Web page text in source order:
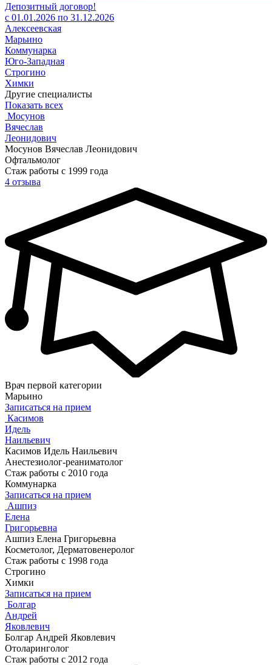
Депозитный договор!
с 01.01.2026 по 31.12.2026
Алексеевская
Марьино
Коммунарка
Юго-Западная
Строгино
Химки
Другие специалисты
Показать всех
Мосунов
Вячеслав
Леонидович
Мосунов Вячеслав Леонидович
Офтальмолог
Стаж работы с 1999 года
4 отзыва
Врач первой категории
Марьино
Записаться на прием
Касимов
Идель
Наильевич
Касимов Идель Наильевич
Анестезиолог-реаниматолог
Стаж работы с 2010 года
Коммунарка
Записаться на прием
Ашпиз
Елена
Григорьевна
Ашпиз Елена Григорьевна
Косметолог, Дерматовенеролог
Стаж работы с 1998 года
Строгино
Химки
Записаться на прием
Болгар
Андрей
Яковлевич
Болгар Андрей Яковлевич
Отоларинголог
Стаж работы с 2012 года